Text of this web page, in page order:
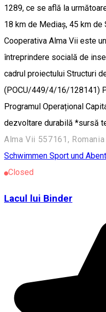
1289, ce se află la
18 km de Mediaș, 45 km de
Cooperativa Alma Vii este
întreprindere socială de
cadrul proiectului Structuri
(POCU/449/4/16/128141)
Programul Operațional
dezvoltare durabilă *sursă
Alma Vii 557161, Romania
Schwimmen Sport und
Closed
Lacul lui Binder